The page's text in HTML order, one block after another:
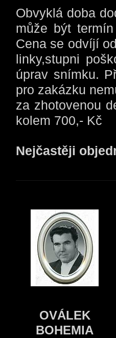
Obvyklá doba
může být
Cena se odvíjí
linky,stupni
úprav snímku.
pro zakázku
za zhotovenou
kolem 700,- Kč
Nejčastěji
OVÁLEK
BOHEMIA